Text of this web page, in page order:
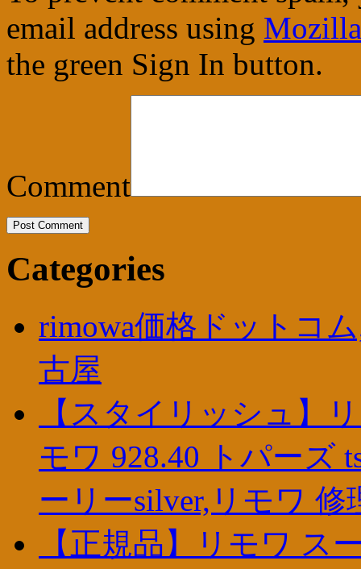
email address using
the green Sign In button.
Comment
Categories
rimowa価格ドットコ
古屋
【スタイリッシュ】
モワ 928.40 トパーズ
ーリーsilver,リモワ 修
【正規品】リモワ ス